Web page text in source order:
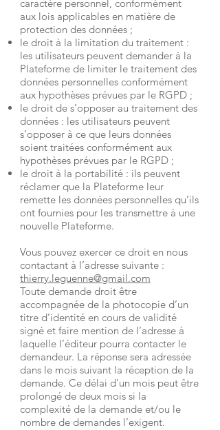
caractère personnel, conformément
aux lois applicables en matière de
protection des données ;
le droit à la limitation du traitement :
les utilisateurs peuvent demander à la
Plateforme de limiter le traitement des
données personnelles conformément
aux hypothèses prévues par le RGPD ;
le droit de s’opposer au traitement des
données : les utilisateurs peuvent
s’opposer à ce que leurs données
soient traitées conformément aux
hypothèses prévues par le RGPD ;
le droit à la portabilité : ils peuvent
réclamer que la Plateforme leur
remette les données personnelles qu’ils
ont fournies pour les transmettre à une
nouvelle Plateforme.
Vous pouvez exercer ce droit en nous
contactant à l’adresse suivante :
thierry.leguenne@gmail.com
Toute demande droit être
accompagnée de la photocopie d’un
titre d’identité en cours de validité
signé et faire mention de l’adresse à
laquelle l’éditeur pourra contacter le
demandeur. La réponse sera adressée
dans le mois suivant la réception de la
demande. Ce délai d’un mois peut être
prolongé de deux mois si la
complexité de la demande et/ou le
nombre de demandes l’exigent.